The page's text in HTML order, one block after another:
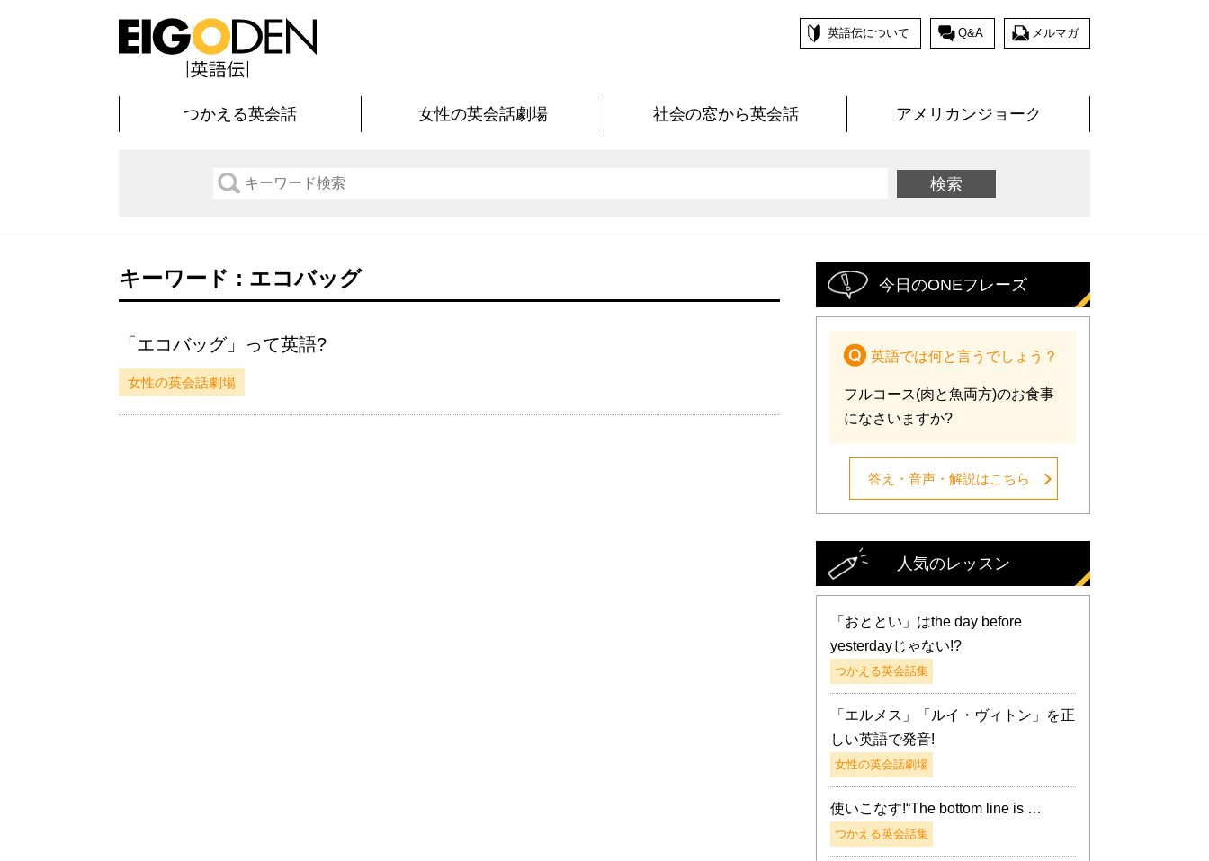
英語伝について Q&A メルマガ
つかえる英会話 女性の英会話劇場 社会の窓から英会話 アメリカンジョーク
キーワード : エコバッグ
「エコバッグ」って英語?
女性の英会話劇場
今日のONEフレーズ
英語では何と言うでしょう？
フルコース(肉と魚両方)のお食事
になさいますか?
答え・音声・解説はこちら
人気のレッスン
「おととい」はthe day before
yesterdayじゃない!?
つかえる英会話集
「エルメス」「ルイ・ヴィトン」を正
しい英語で発音!
女性の英会話劇場
使いこなす!“The bottom line is …
つかえる英会話集